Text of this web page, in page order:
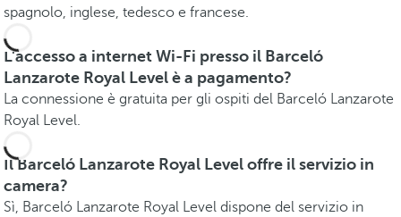
spagnolo, inglese, tedesco e francese.
L'accesso a internet Wi-Fi presso il Barceló
Lanzarote Royal Level è a pagamento?
La connessione è gratuita per gli ospiti del Barceló Lanzarote
Royal Level.
Il Barceló Lanzarote Royal Level offre il servizio in
camera?
Sì, Barceló Lanzarote Royal Level dispone del servizio in